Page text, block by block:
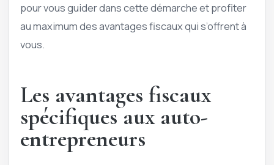
pour vous guider dans cette démarche et profiter
au maximum des avantages fiscaux qui s’offrent à
vous.
Les avantages fiscaux
spécifiques aux auto-
entrepreneurs